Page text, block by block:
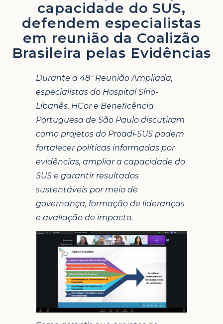
capacidade do SUS,
defendem especialistas
em reunião da Coalizão
Brasileira pelas Evidências
Durante a 48ª Reunião Ampliada,
especialistas do Hospital Sírio-
Libanês, HCor e Beneficência
Portuguesa de São Paulo discutiram
como projetos do Proadi-SUS podem
fortalecer políticas informadas por
evidências, ampliar a capacidade do
SUS e garantir resultados
sustentáveis por meio de
governança, formação de lideranças
e avaliação de impacto.